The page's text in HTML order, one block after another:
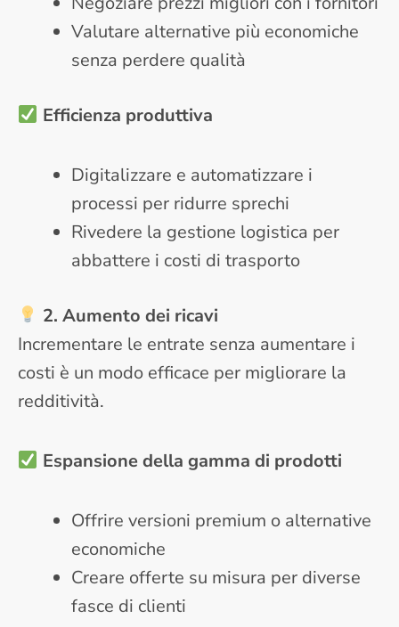
Valutare alternative più economiche
senza perdere qualità
Efficienza produttiva
Digitalizzare e automatizzare i
processi per ridurre sprechi
Rivedere la gestione logistica per
abbattere i costi di trasporto
2. Aumento dei ricavi
Incrementare le entrate senza aumentare i
costi è un modo efficace per migliorare la
redditività.
Espansione della gamma di prodotti
Offrire versioni premium o alternative
economiche
Creare offerte su misura per diverse
fasce di clienti